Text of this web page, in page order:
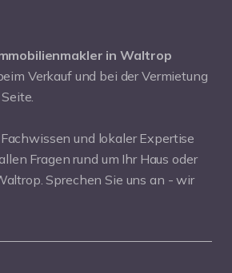
in Waltrop
Verkauf und bei der Vermietung
und lokaler Expertise
Fragen rund um Ihr Haus oder
Sprechen Sie uns an - wir